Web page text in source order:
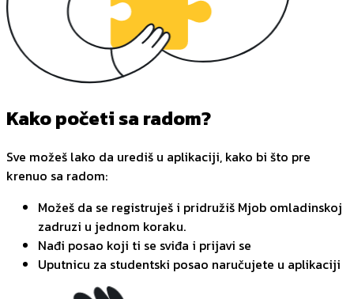
Kako početi sa radom?
Sve možeš lako da urediš u aplikaciji, kako bi što pre
krenuo sa radom:
Možeš da se registruješ i pridružiš Mjob omladinskoj
zadruzi u jednom koraku.
Nađi posao koji ti se sviđa i prijavi se
Uputnicu za studentski posao naručujete u aplikaciji